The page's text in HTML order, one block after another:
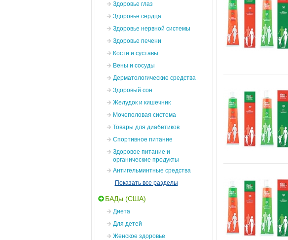
Здоровье глаз
Здоровье сердца
Здоровье нервной системы
Здоровье печени
Кости и суставы
Вены и сосуды
Дерматологические средства
Здоровый сон
Желудок и кишечник
Мочеполовая система
Товары для диабетиков
Спортивное питание
Здоровое питание и
органические продукты
Антигельминтные средства
Показать все разделы
БАДы (США)
Диета
Для детей
Женское здоровье